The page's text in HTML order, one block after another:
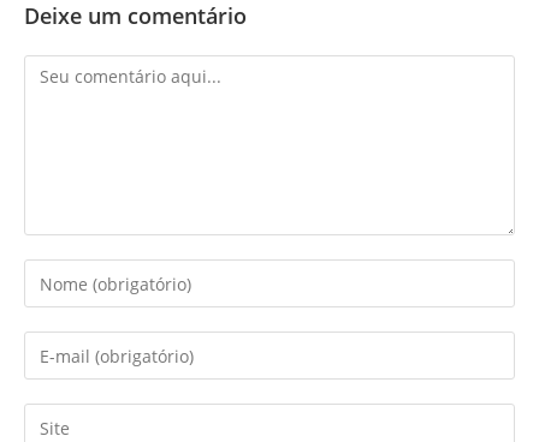
Deixe um comentário